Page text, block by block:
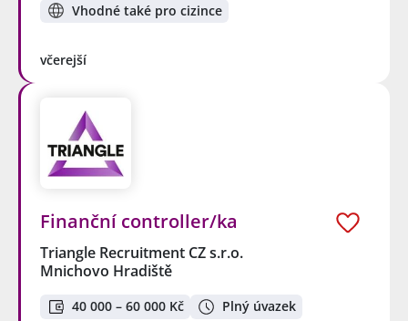
Vhodné také pro cizince
včerejší
Finanční controller/ka
Triangle Recruitment CZ s.r.o.
Mnichovo Hradiště
40 000 – 60 000 Kč Plný úvazek